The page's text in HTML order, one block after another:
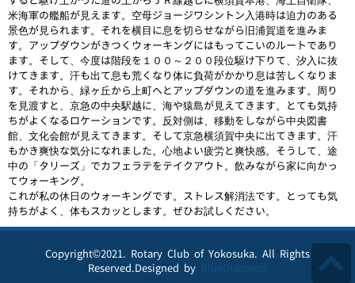
米海軍の艦船が見えます。空母ジョージワシントン入港時は迫力のある
景色が見られます。それを横目に息を切らせながら旧浦賀道を進みま
す。アップダウンがきつくウォーキングにはもってこいのルートであり
ます。そして、今度は階段を１００～２００段位駆け下りて、汐入に抜
けてきます。汗も出て息も荒くなり体に負荷がかかり息は苦しくなりま
す。それから、緑ヶ丘から上町へとアップダウンの道を進みます。周り
を見渡すと、京急の中央駅越に、海や猿島が見えてきます。とても気持
ちがよくなるロケーションです。反対側は、移動をしながら中央図書
館、文化会館が見えてきます。そして京急横須賀中央に出てきます。汗
もかき爽快な気分になれました。心地よい疲労と爽快感。そうして、途
中の「タリーズ」でカフェラテをテイクアウト。飲みながら家に向かっ
てウォーキング。
これが私の休日のウォーキングです。ストレス解消法です。とっても気
持ちがよく、体もスカッとします。ぜひお試しください。
Copyright©2021. Rotary Club of Yokosuka. All Rights
Reserved.Designed by